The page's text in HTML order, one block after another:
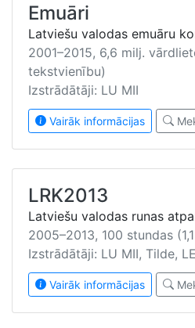
Emuāri
Latviešu valodas emuāru
2001–2015, 6,6 milj.
tekstvienību)
Izstrādātāji: LU MII
Vairāk informācijas
LRK2013
Latviešu valodas runas
2005–2013, 100 stundas
Izstrādātāji: LU MII, Tilde,
Vairāk informācijas